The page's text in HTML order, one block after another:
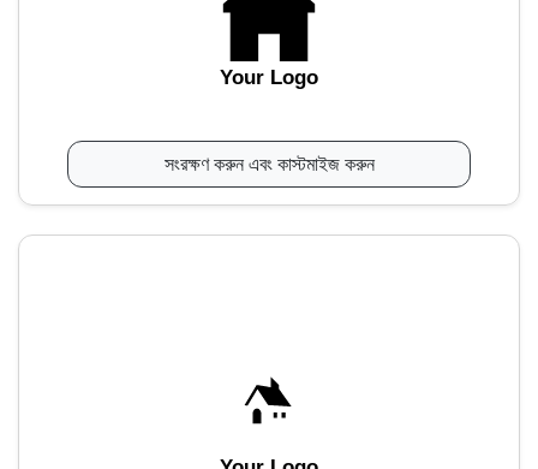
Your Logo
সংরক্ষণ করুন এবং কাস্টমাইজ করুন